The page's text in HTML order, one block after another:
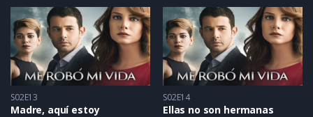
S02E13
Madre, aquí estoy
S02E14
Ellas no son hermanas